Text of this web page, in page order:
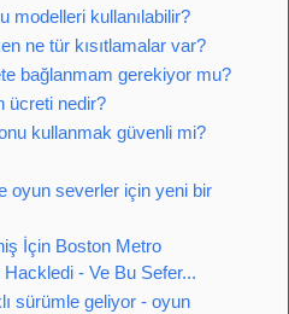
modelleri kullanılabilir?
ne tür kısıtlamalar var?
bağlanmam gerekiyor mu?
ücreti nedir?
kullanmak güvenli mi?
oyun severler için yeni bir
İçin Boston Metro
Hackledi - Ve Bu Sefer...
sürümle geliyor - oyun